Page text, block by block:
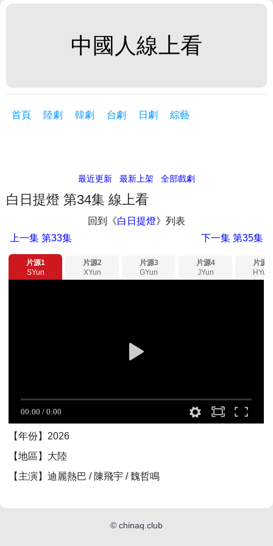
中國人線上看
首頁 陸劇 韓劇 台劇 日劇 綜藝
最近更新 最新上架 全部戲劇
白日提燈 第34集 線上看
回到《白日提燈》列表
上一集 第33集 下一集第35集
片源1
SYun
片源2
XYun
片源3
GYun
片源4
JYun
片源5
HYun
【年份】2026
【地區】大陸
【主演】迪麗熱巴 / 陳飛宇 / 魏哲鳴
© chinaq.club